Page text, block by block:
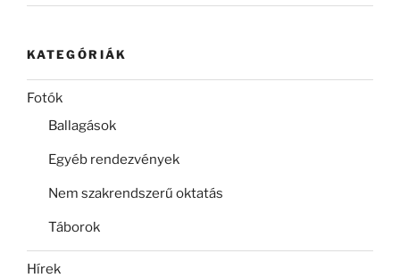
KATEGÓRIÁK
Fotók
Ballagások
Egyéb rendezvények
Nem szakrendszerű oktatás
Táborok
Hírek